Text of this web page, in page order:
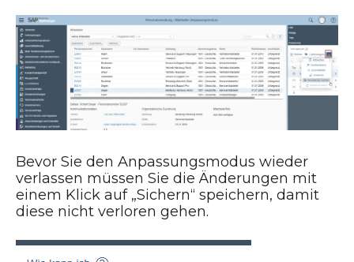
Bevor Sie den Anpassungsmodus wieder
verlassen müssen Sie die Änderungen mit
einem Klick auf „Sichern“ speichern, damit
diese nicht verloren gehen.